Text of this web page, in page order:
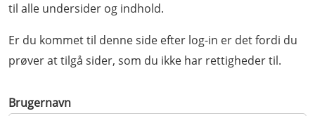
til alle undersider og indhold.
Er du kommet til denne side efter log-in er det fordi du
prøver at tilgå sider, som du ikke har rettigheder til.
Brugernavn